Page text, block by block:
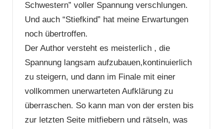
Schwestern” voller Spannung verschlungen.
Und auch “Stiefkind” hat meine Erwartungen
noch übertroffen.
Der Author versteht es meisterlich , die
Spannung langsam aufzubauen,kontinuierlich
zu steigern, und dann im Finale mit einer
vollkommen unerwarteten Aufklärung zu
überraschen. So kann man von der ersten bis
zur letzten Seite mitfiebern und rätseln, was